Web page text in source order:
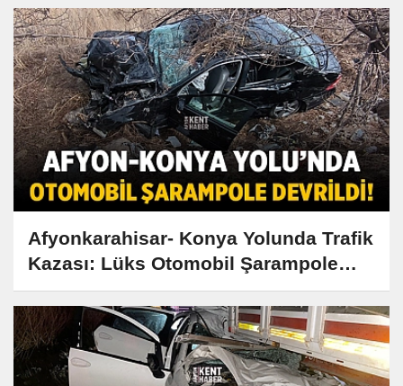
Afyonkarahisar- Konya Yolunda Trafik
Kazası: Lüks Otomobil Şarampole
Devrildi!